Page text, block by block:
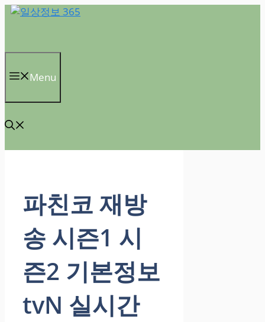
컨
로
너
Menu
파친코 재방
송 시즌1 시
즌2 기본정보
tvN 실시간